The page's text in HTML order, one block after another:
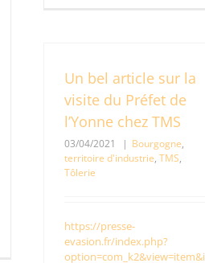
Un bel article sur la
visite du Préfet de
l’Yonne chez TMS
03/04/2021 | Bourgogne,
territoire d'industrie, TMS,
Tôlerie
https://presse-
evasion.fr/index.php?
option=com_k2&view=item&i